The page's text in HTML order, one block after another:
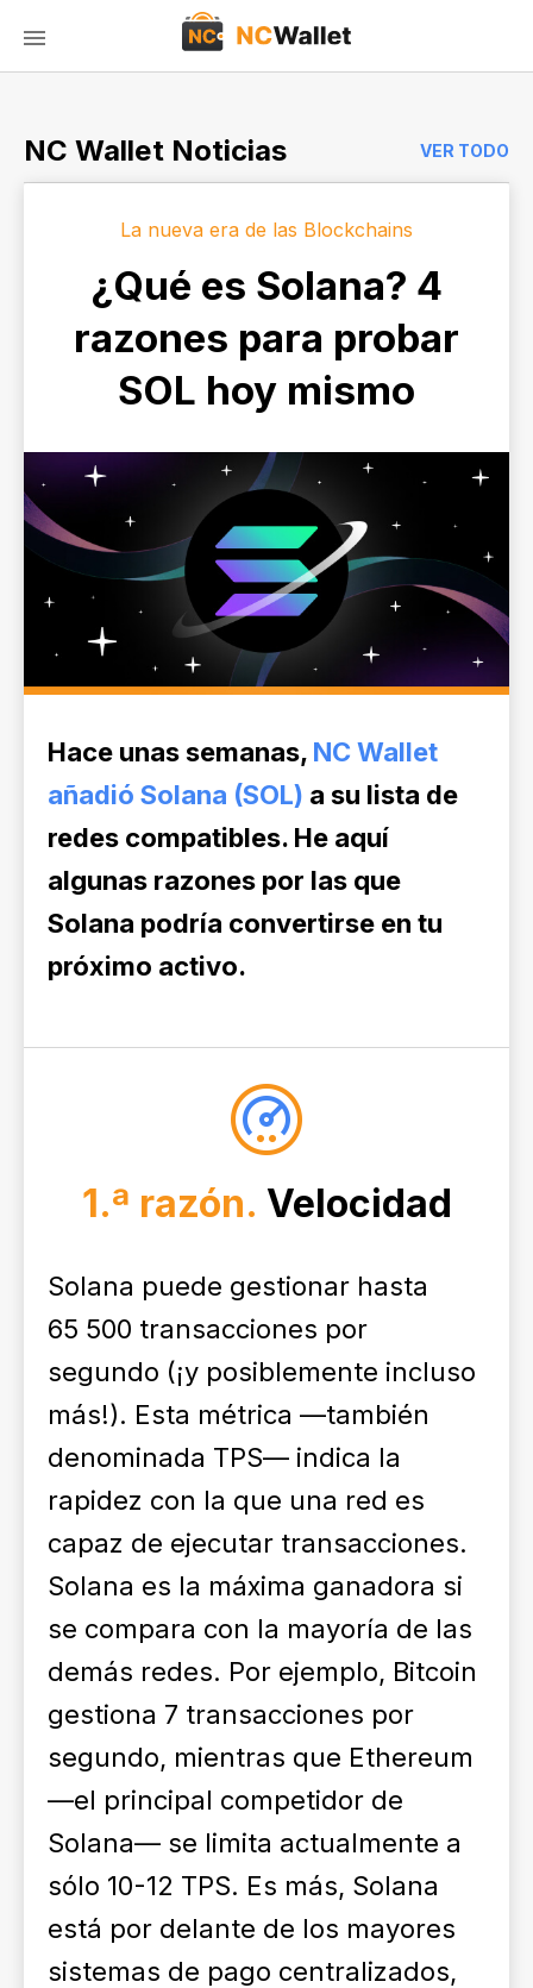
NC Wallet Noticias VER TODO
La nueva era de las Blockchains
¿Qué es Solana? 4
razones para probar
SOL hoy mismo
Hace unas semanas, NC Wallet
añadió Solana (SOL) a su lista de
redes compatibles. He aquí
algunas razones por las que
Solana podría convertirse en tu
próximo activo.
1.ª razón. Velocidad
Solana puede gestionar hasta
65 500 transacciones por
segundo (¡y posiblemente incluso
más!). Esta métrica —también
denominada TPS— indica la
rapidez con la que una red es
capaz de ejecutar transacciones.
Solana es la máxima ganadora si
se compara con la mayoría de las
demás redes. Por ejemplo, Bitcoin
gestiona 7 transacciones por
segundo, mientras que Ethereum
—el principal competidor de
Solana— se limita actualmente a
sólo 10-12 TPS. Es más, Solana
está por delante de los mayores
sistemas de pago centralizados,